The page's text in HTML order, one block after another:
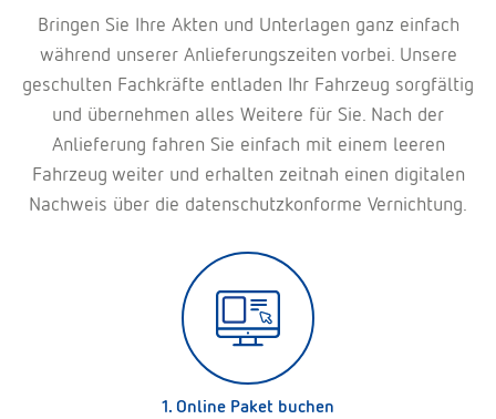
Bringen Sie Ihre Akten und Unterlagen ganz einfach
während unserer Anlieferungszeiten vorbei. Unsere
geschulten Fachkräfte entladen Ihr Fahrzeug sorgfältig
und übernehmen alles Weitere für Sie. Nach der
Anlieferung fahren Sie einfach mit einem leeren
Fahrzeug weiter und erhalten zeitnah einen digitalen
Nachweis über die datenschutzkonforme Vernichtung.
1. Online Paket buchen